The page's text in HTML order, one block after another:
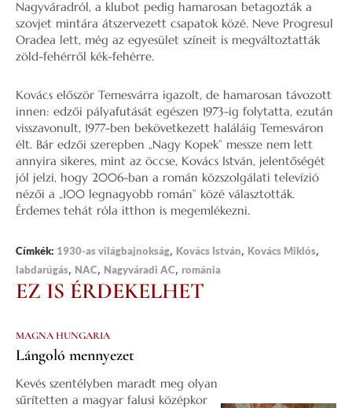
Nagyváradról, a klubot pedig hamarosan betagozták a
szovjet mintára átszervezett csapatok közé. Neve Progresul
Oradea lett, még az egyesület színeit is megváltoztatták
zöld-fehérről kék-fehérre.
Kovács először Temesvárra igazolt, de hamarosan távozott
innen: edzői pályafutását egészen 1973-ig folytatta, ezután
visszavonult, 1977-ben bekövetkezett haláláig Temesváron
élt. Bár edzői szerepben „Nagy Kopek” messze nem lett
annyira sikeres, mint az öccse, Kovács István, jelentőségét
jól jelzi, hogy 2006-ban a román közszolgálati televízió
nézői a „100 legnagyobb román” közé választották.
Érdemes tehát róla itthon is megemlékezni.
Címkék: 1930-as világbajnokság, Kovács István, Kovács Miklós,
labdarúgás, NAC, Nagyváradi AC, románia
EZ IS ÉRDEKELHET
MAGNA HUNGARIA
Lángoló mennyezet
Kevés szentélyben maradt meg olyan
sűrítetten a magyar falusi középkor